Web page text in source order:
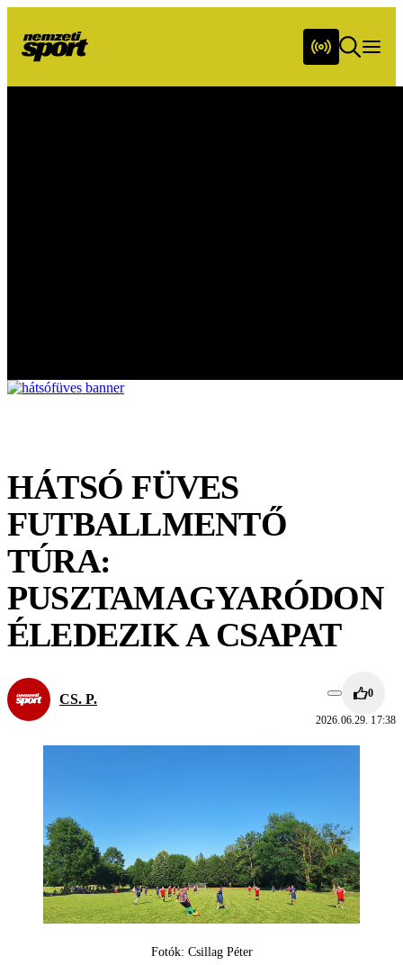
HÁTSÓ FÜVES
FUTBALLMENTŐ
TÚRA:
PUSZTAMAGYARÓDON
ÉLEDEZIK A CSAPAT
CS. P. 0
2026.06.29. 17:38
Fotók: Csillag Péter